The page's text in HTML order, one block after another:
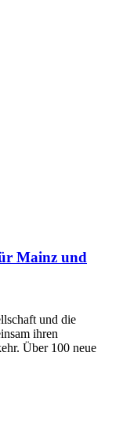
Mainz und
und die
ihren
Über 100 neue